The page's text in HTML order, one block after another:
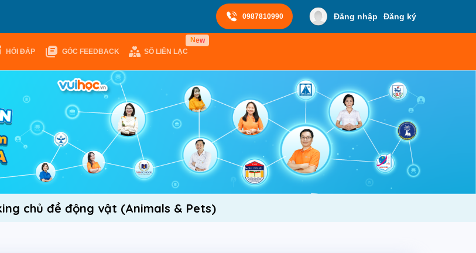
0987810990 Đăng nhập Đăng ký
HỎI ĐÁP GÓC FEEDBACK SỔ LIÊN LẠC
New
chủ đề động vật (Animals & Pets)